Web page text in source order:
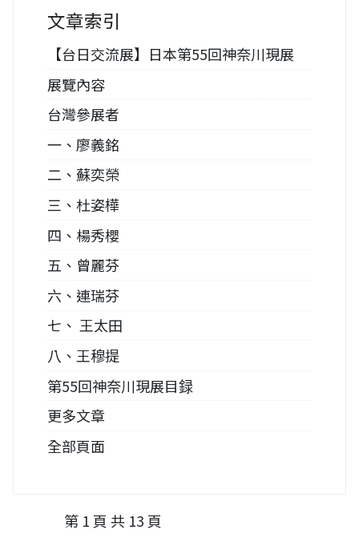
文章索引
【台日交流展】日本第55回神奈川現展
展覽內容
台灣參展者
一、廖義銘
二、蘇奕榮
三、杜姿樺
四、楊秀櫻
五、曾麗芬
六、連瑞芬
七、 王太田
八、王穆提
第55回神奈川現展目録
更多文章
全部頁面
第 1 頁 共 13 頁